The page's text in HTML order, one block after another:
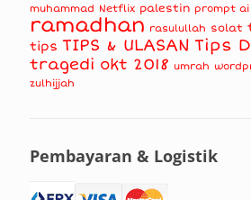
muhammad Netflix palestin prompt ai
ramadhan rasulullah solat
tips TIPS & ULASAN Tips
tragedi okt 2018 umrah
zulhijjah
Pembayaran & Logistik